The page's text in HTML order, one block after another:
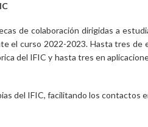
de colaboración dirigidas a
el curso 2022-2023. Hasta tres de
del IFIC y hasta tres en
del IFIC, facilitando los contactos